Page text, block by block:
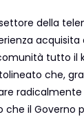
della
tutto
che,
che il Governo